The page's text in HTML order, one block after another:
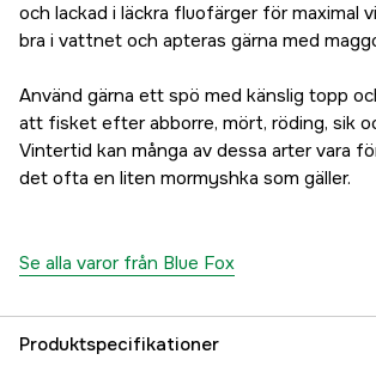
och lackad i läckra fluofärger för maximal
bra i vattnet och apteras gärna med
Använd gärna ett spö med känslig topp
att fisket efter abborre, mört, röding, sik
Vintertid kan många av dessa arter vara
det ofta en liten mormyshka som gäller.
Se alla varor från Blue Fox
Produktspecifikationer